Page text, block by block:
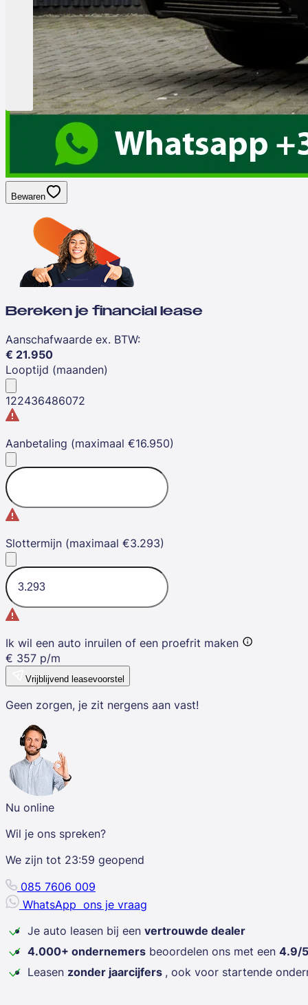
Bewaren
Bereken je financial lease
Aanschafwaarde ex. BTW:
€ 21.950
Looptijd (maanden)
122436486072
Aanbetaling (maximaal €16.950)
Slottermijn (maximaal €3.293)
Ik wil een auto inruilen of een proefrit maken
€ 357 p/m
Vrijblijvend leasevoorstel
Geen zorgen, je zit nergens aan vast!
Nu online
Wil je ons spreken?
We zijn tot 23:59 geopend
085 7606 009
WhatsApp ons je vraag
Je auto leasen bij een vertrouwde dealer
4.000+ ondernemers beoordelen ons met een 4.9/5
Leasen zonder jaarcijfers , ook voor startende